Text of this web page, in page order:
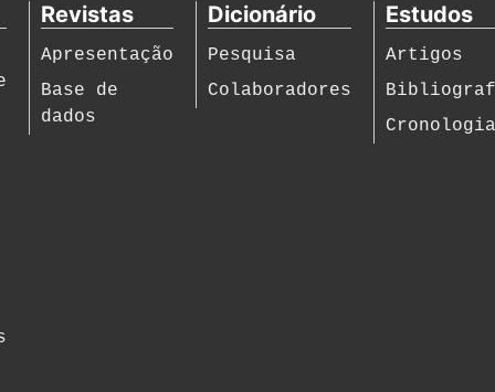
Revistas
Apresentação
Base de
dados
Dicionário
Pesquisa
Colaboradores
Estudos
Artigos